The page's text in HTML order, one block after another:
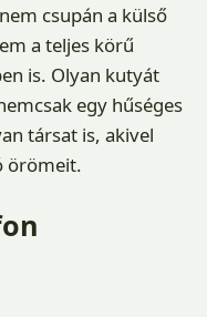
csupán a külső
a teljes körű
is. Olyan kutyát
egy hűséges
társat is, akivel
örömeit.